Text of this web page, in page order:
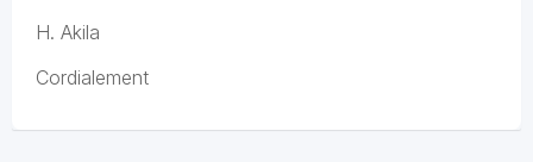
H. Akila
Cordialement